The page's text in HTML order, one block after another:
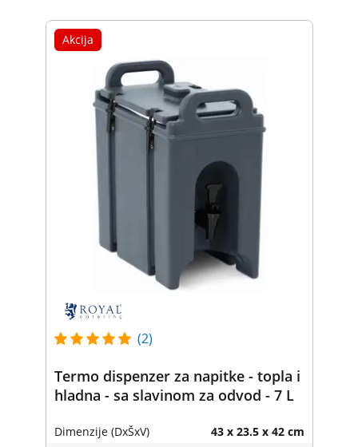
Akcija
(2)
Termo dispenzer za napitke - topla i
hladna - sa slavinom za odvod - 7 L
Dimenzije (DxŠxV) 43 x 23.5 x 42 cm